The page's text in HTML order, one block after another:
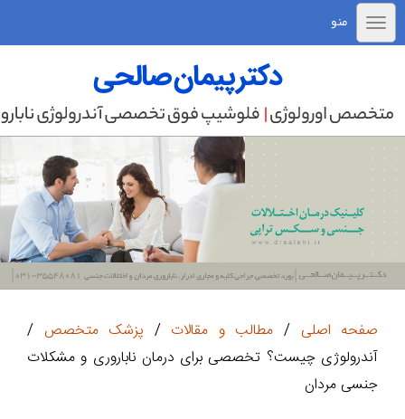
منو
صفحه اصلی / مطالب و مقالات / پزشک متخصص /
آندرولوژی چیست؟ تخصصی برای درمان ناباروری و مشکلات
جنسی مردان